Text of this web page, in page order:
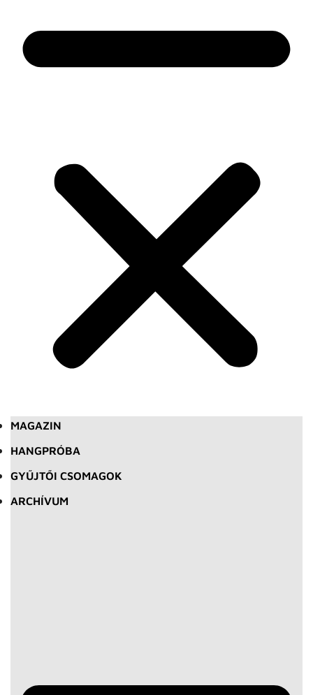
MAGAZIN
HANGPRÓBA
GYŰJTŐI CSOMAGOK
ARCHÍVUM